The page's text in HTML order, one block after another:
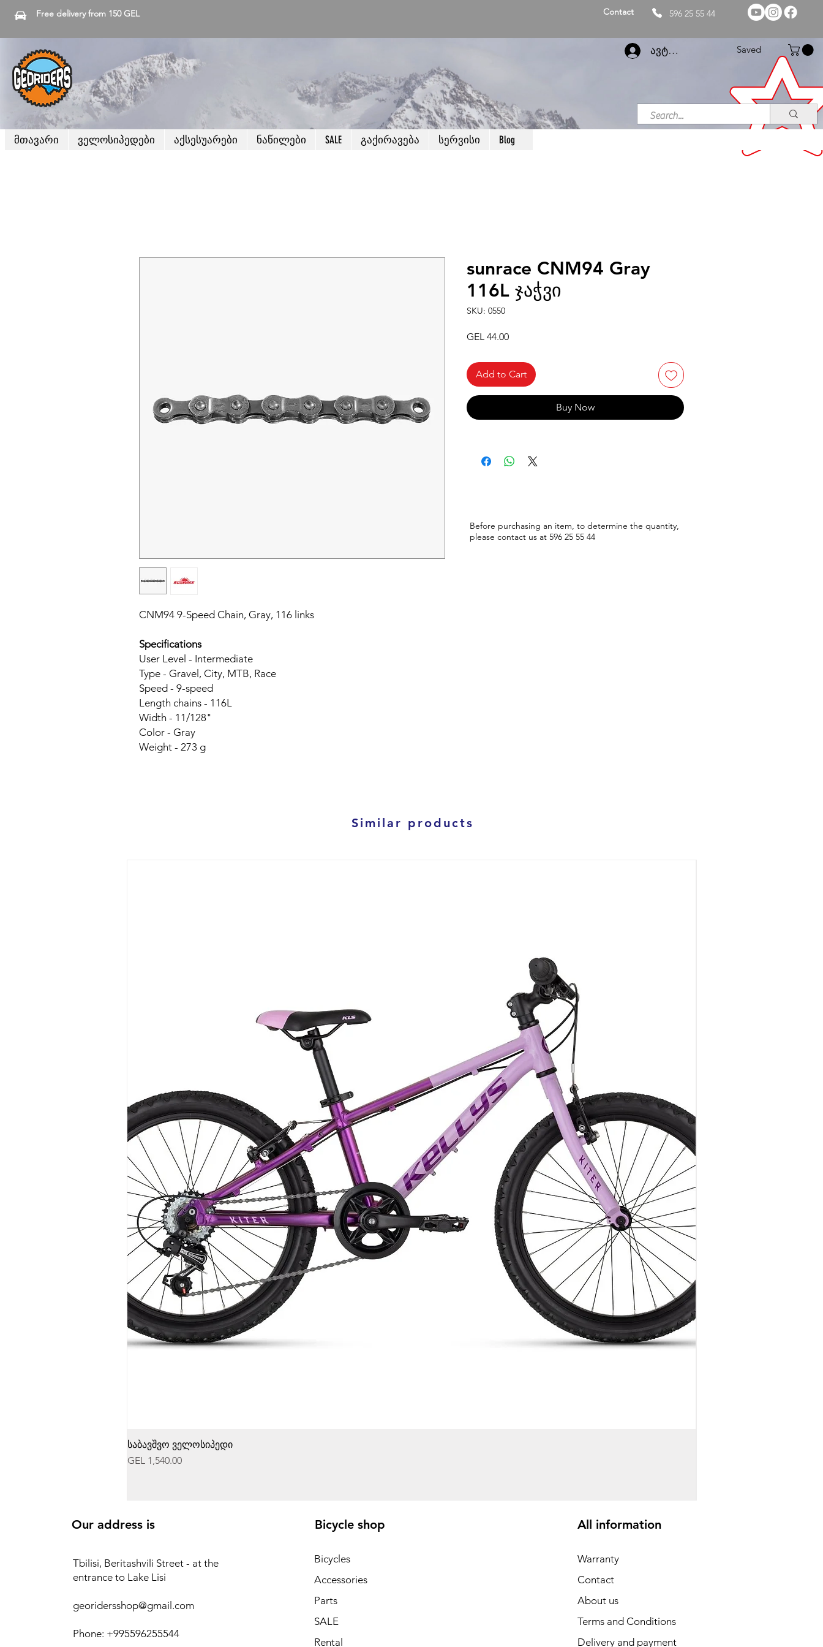
Free delivery from 150 GEL Contact 596 25 55 44
ავტორიზაცია Saved
მთავარი ველოსიპედები აქსესუარები ნაწილები SALE გაქირავება სერვისი Blog
CNM94 9-Speed Chain, Gray, 116 links
Specifications
User Level - Intermediate
Type - Gravel, City, MTB, Race
Speed - 9-speed
Length chains - 116L
Width - 11/128"
Color - Gray
Weight - 273 g
sunrace CNM94 Gray
116L ჯაჭვი
SKU: 0550
GEL 44.00Price
Add to Cart
Buy Now
Before purchasing an item, to determine the quantity,
please contact us at 596 25 55 44
Similar products
საბავშვო ველოსიპედი
Price
GEL 1,540.00
Our address is
Tbilisi, Beritashvili Street - at the
entrance to Lake Lisi
georidersshop@gmail.com
Phone: +995596255544
Bicycle shop
Bicycles
Accessories
Parts
SALE
Rental
All information
Warranty
Contact
About us
Terms and Conditions
Delivery and payment